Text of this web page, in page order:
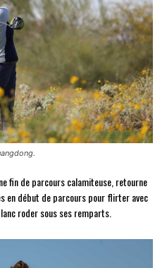
fin de parcours calamiteuse, retourne
en début de parcours pour flirter avec
roder sous ses remparts.